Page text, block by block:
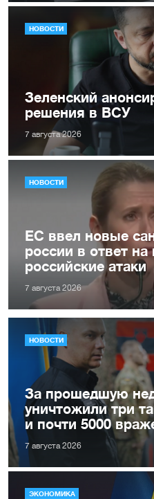
НОВОСТИ
Зеленский
решения в ВСУ
7 августа 2026
НОВОСТИ
ЕС ввел новые
россии в ответ на
российские атаки
7 августа 2026
НОВОСТИ
За прошедшую
уничтожили три
и почти 5000
7 августа 2026
ЭКОНОМИКА